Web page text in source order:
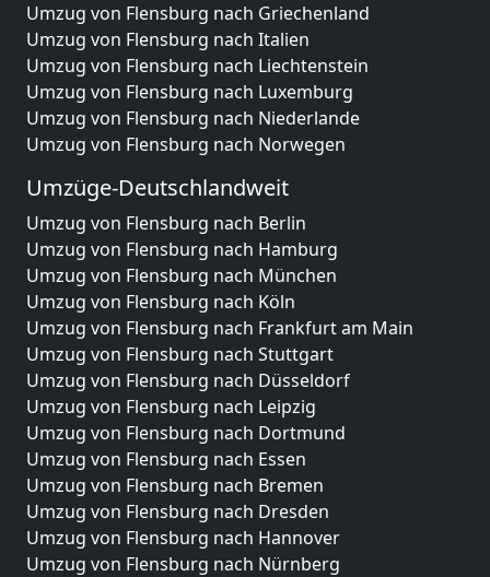
Umzug von Flensburg nach Griechenland
Umzug von Flensburg nach Italien
Umzug von Flensburg nach Liechtenstein
Umzug von Flensburg nach Luxemburg
Umzug von Flensburg nach Niederlande
Umzug von Flensburg nach Norwegen
Umzüge-Deutschlandweit
Umzug von Flensburg nach Berlin
Umzug von Flensburg nach Hamburg
Umzug von Flensburg nach München
Umzug von Flensburg nach Köln
Umzug von Flensburg nach Frankfurt am Main
Umzug von Flensburg nach Stuttgart
Umzug von Flensburg nach Düsseldorf
Umzug von Flensburg nach Leipzig
Umzug von Flensburg nach Dortmund
Umzug von Flensburg nach Essen
Umzug von Flensburg nach Bremen
Umzug von Flensburg nach Dresden
Umzug von Flensburg nach Hannover
Umzug von Flensburg nach Nürnberg